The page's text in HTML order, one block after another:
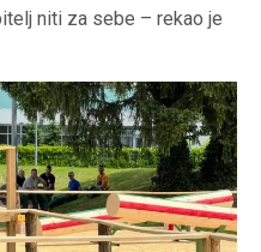
niti za sebe – rekao je